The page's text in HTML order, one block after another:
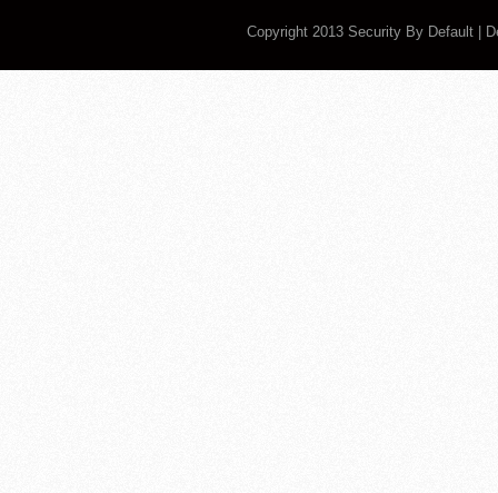
Copyright 2013 Security By Default |